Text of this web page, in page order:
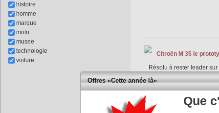
histoire
homme
marque
moto
musee
technologie
voiture
Citroën M 35 le
Résolu à rester leader
Wankel. Par souci
roulant et le confier à des
Offres «Cette année là»
Que